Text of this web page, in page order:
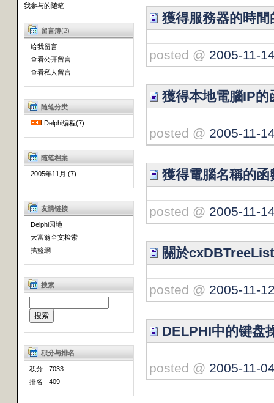
我参与的随笔
留言簿(2)
给我留言
查看公开留言
查看私人留言
随笔分类
Delphi编程(7)
随笔档案
2005年11月 (7)
友情链接
Delphi园地
大富翁全文检索
搖籃網
搜索
积分与排名
积分 - 7033
排名 - 409
獲得服務器的時間
posted @ 2005-11-
獲得本地電腦IP的
posted @ 2005-11-
獲得電腦名稱的函
posted @ 2005-11-
關於
posted @ 2005-11-
DELPHI中的键盘
posted @ 2005-11-